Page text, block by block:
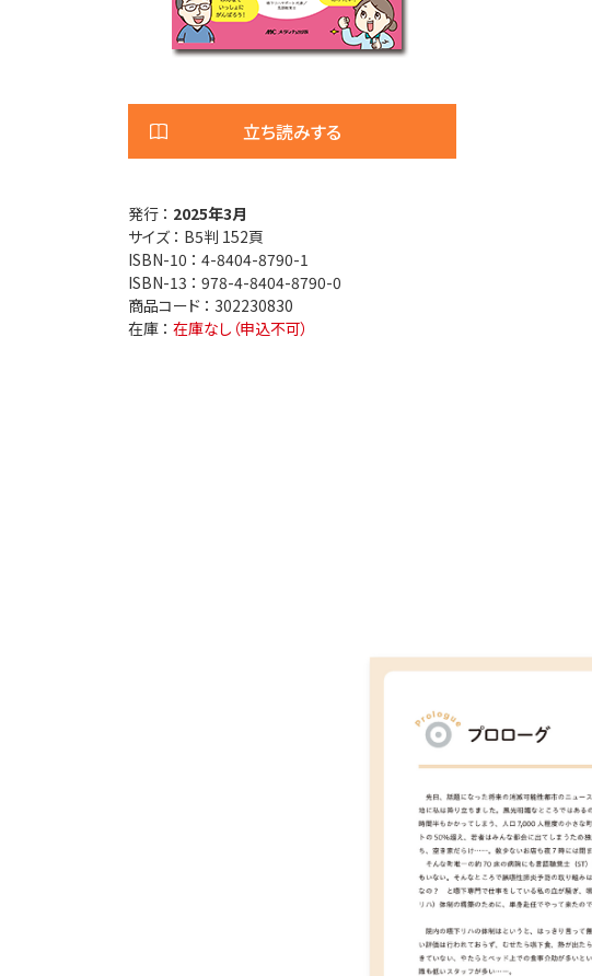
医療安全
立ち読みする
発行 ： 2025年3月
サイズ ： B5判 152頁
ISBN-10 ： 4-8404-8790-1
ISBN-13 ： 978-4-8404-8790-0
商品コード ： 302230830
在庫 ： 在庫なし（申込不可）